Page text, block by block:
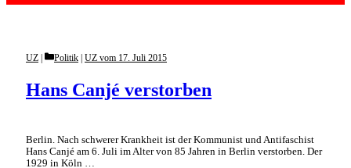
Hans Canjé verstorben
UZ Categories
Politik UZ vom 17. Juli 2015
Berlin. Nach schwerer Krankheit ist der Kommunist und Antifaschist
Hans Canjé am 6. Juli im Alter von 85 Jahren in Berlin verstorben. Der
1929 in Köln …